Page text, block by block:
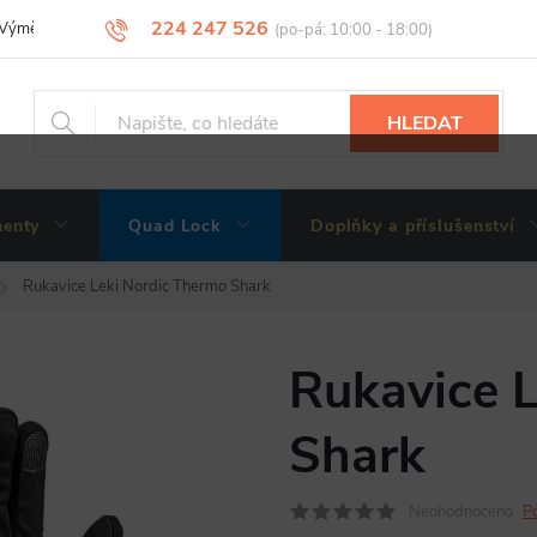
224 247 526
vrácení a reklamace zboží Obchodní podmínky
HLEDAT
Quad Lock Doplňky a příslušenství
Rukavice Leki Nordic Thermo Shark
Rukavice
Shark